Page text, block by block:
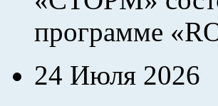
программе
24 Июля 2026